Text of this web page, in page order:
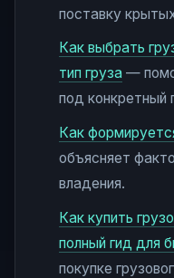
поставку
Как выбрать
тип груза —
под конкретный
Как
объясняет
владения.
Как купить
полный гид для
покупке